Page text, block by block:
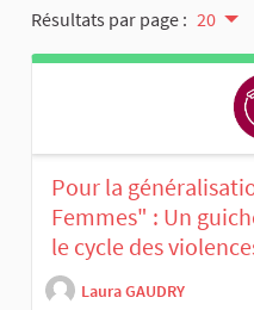
Résultats par page : 20
Pour la
Femmes" : Un
le cycle des
Laura GAUDRY